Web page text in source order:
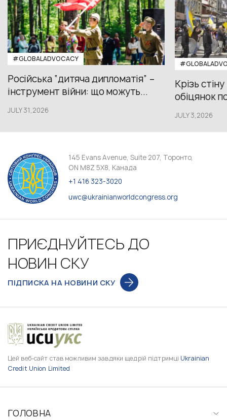
#GLOBALADVOCACY
Російська “дитяча дипломатія” –
інструмент війни: що можуть...
JULY 31,2026
Крізь
обіцянок
JULY 3,2026
145 Evans Avenue, Suite 207, Торонто,
ON M8Z 5X8, Канада
+1 416 323-3020
uwc@ukrainianworldcongress.org
ПРИЄДНУЙТЕСЬ ДО
НОВИН СКУ
ПІДПИСКА НА НОВИНИ СКУ
Цей веб-сайт став можливим завдяки щедрій підтримці Ukrainian
Credit Union Limited
ГОЛОВНА